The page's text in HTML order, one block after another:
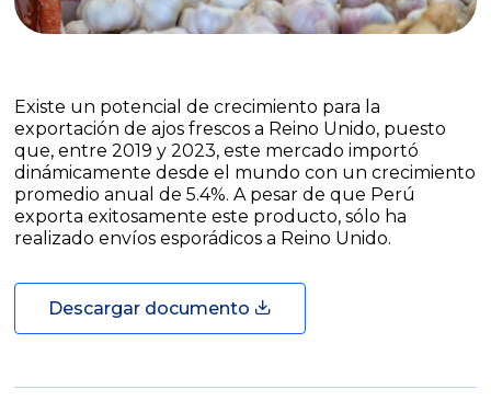
Existe un potencial de crecimiento para la
exportación de ajos frescos a Reino Unido, puesto
que, entre 2019 y 2023, este mercado importó
dinámicamente desde el mundo con un crecimiento
promedio anual de 5.4%. A pesar de que Perú
exporta exitosamente este producto, sólo ha
realizado envíos esporádicos a Reino Unido.
Descargar documento